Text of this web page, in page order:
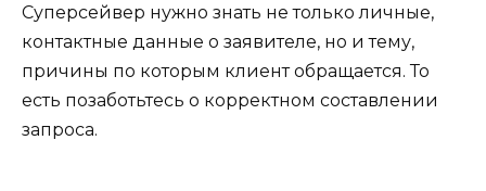
Суперсейвер нужно знать не только личные,
контактные данные о заявителе, но и тему,
причины по которым клиент обращается. То
есть позаботьтесь о корректном составлении
запроса.